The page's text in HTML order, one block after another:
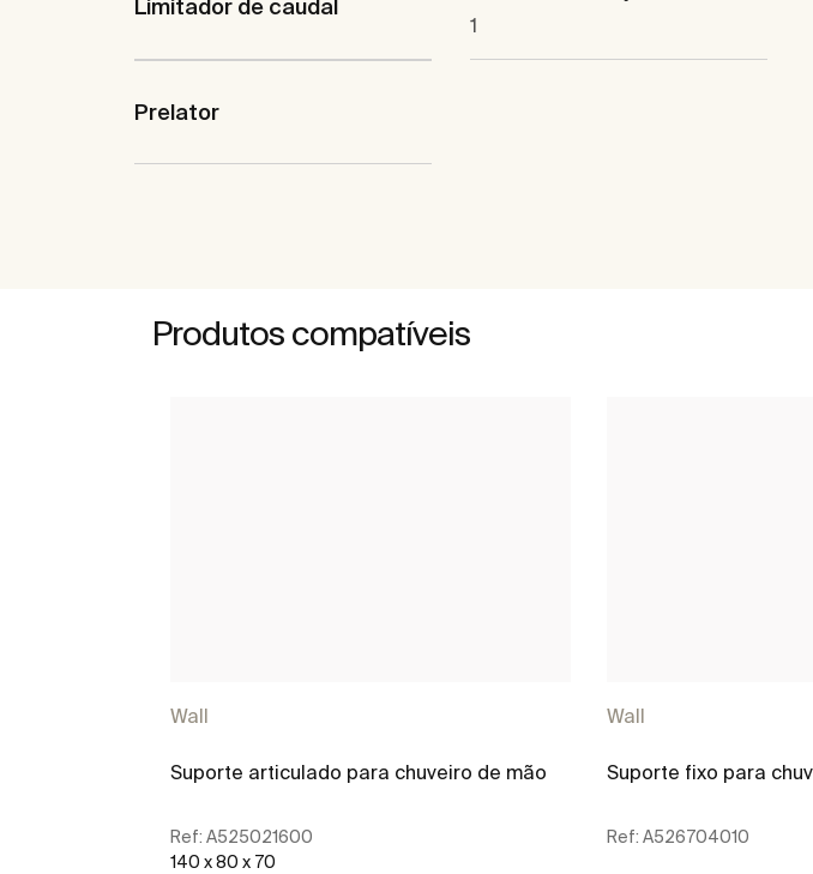
Limitador de caudal
1
Prelator
Produtos compatíveis
Wall
Suporte articulado para chuveiro de mão
Ref: A525021600
140 x 80 x 70
Wall
Suporte fixo para
Ref: A526704010